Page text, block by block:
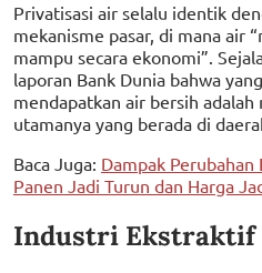
Privatisasi air selalu identik
mekanisme pasar, di mana air
mampu secara ekonomi”.
laporan Bank Dunia bahwa
mendapatkan air bersih adalah
utamanya yang berada di
Baca Juga: Dampak
Panen Jadi Turun dan Harga
Industri Ekstraktif